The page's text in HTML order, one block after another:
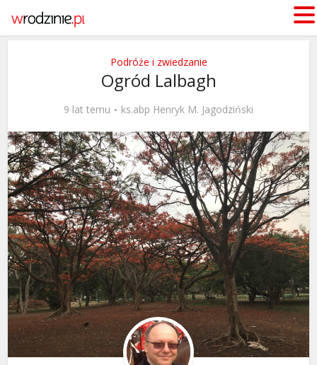
Podróże i zwiedzanie
Ogród Lalbagh
9 lat temu ks.abp Henryk M. Jagodziński